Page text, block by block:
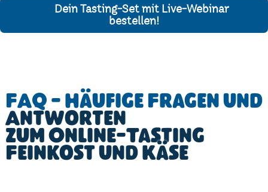
Dein Tasting-Set mit Live-Webinar
bestellen!
FAQ - Häufige Fragen und
Antworten
zum Online-Tasting
Feinkost und Käse